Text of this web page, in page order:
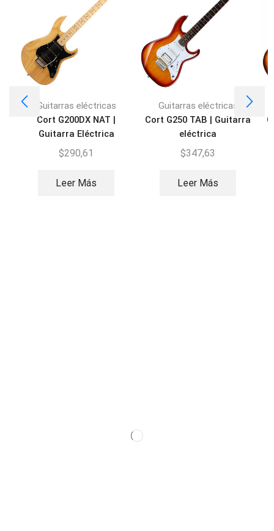
Guitarras eléctricas
Cort G200DX NAT |
Guitarra Eléctrica
$290,61
Leer Más
Guitarras eléctricas
Cort G250 TAB | Guitarra
eléctrica
$347,63
Leer Más